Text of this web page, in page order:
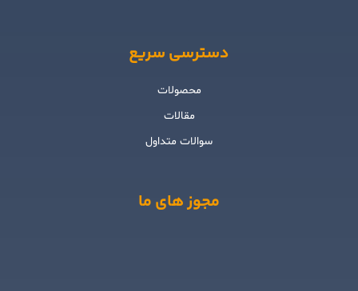
دسترسی سریع
محصولات
مقالات
سوالات متداول
مجوز های ما